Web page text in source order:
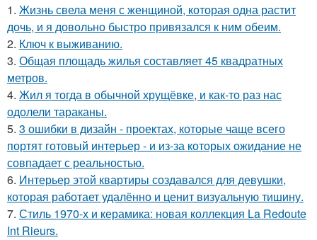
1. Жизнь свела меня с женщиной, которая одна растит
дочь, и я довольно быстро привязался к ним обеим.
2. Ключ к выживанию.
3. Общая площадь жилья составляет 45 квадратных
метров.
4. Жил я тогда в обычной хрущёвке, и как-то раз нас
одолели тараканы.
5. 3 ошибки в дизайн - проектах, которые чаще всего
портят готовый интерьер - и из-за которых ожидание не
совпадает с реальностью.
6. Интерьер этой квартиры создавался для девушки,
которая работает удалённо и ценит визуальную тишину.
7. Стиль 1970-х и керамика: новая коллекция La Redoute
Int Rieurs.